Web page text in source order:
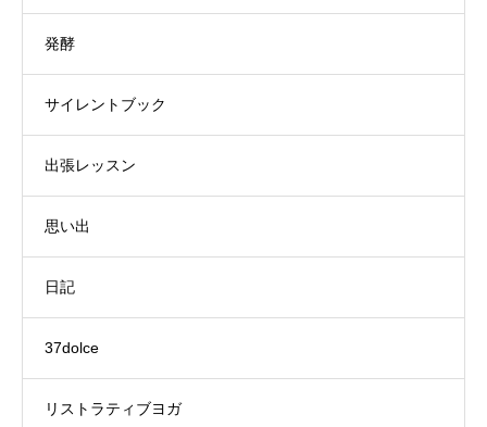
発酵
サイレントブック
出張レッスン
思い出
日記
37dolce
リストラティブヨガ